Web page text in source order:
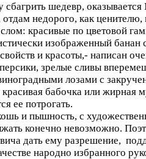
сбагрить шедевр,
отдам недорого, как
красивые по цветовой
изображенный банан
и красоты,- написан
зрелые сливы
лозами с
бабочка или жирная
ее потрогать.
и пышность, с
конечно невозможно.
дать ему разрешение,
народно избранного